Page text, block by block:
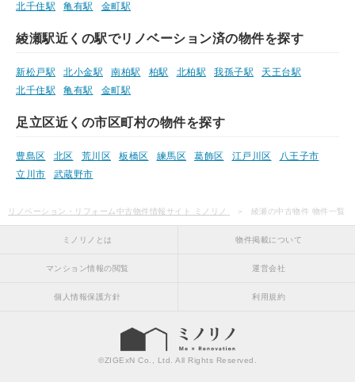
北千住駅
亀有駅 金町駅
綾瀬駅近くの駅でリノベーション済の物件を探す
新松戸駅 北小金駅 南柏駅 柏駅 北柏駅 我孫子駅
天王台駅
北千住駅
亀有駅 金町駅
足立区近くの市区町村の物件を探す
豊島区 北区 荒川区 板橋区 練馬区 葛飾区 江戸川区
八王子市
立川市
武蔵野市
リノベーション・リフォーム中古物件情報サイト ミノリノ 綾瀬の中古物件 物件一覧
ミノリノとは 物件掲載について
マンション情報の閲覧 運営会社
個人情報保護方針 利用規約
©ZIGExN Co., Ltd. All Rights Reserved.